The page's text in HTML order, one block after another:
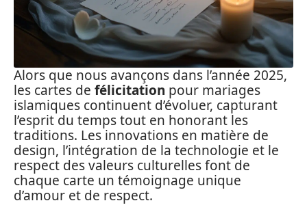
Alors que nous avançons dans l’année 2025,
les cartes de félicitation pour mariages
islamiques continuent d’évoluer, capturant
l’esprit du temps tout en honorant les
traditions. Les innovations en matière de
design, l’intégration de la technologie et le
respect des valeurs culturelles font de
chaque carte un témoignage unique
d’amour et de respect.